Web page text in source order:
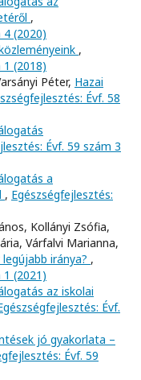
,
4 (2020)
,
1 (2018)
Péter, Hazai
Évf. 58
Évf. 59 szám 3
a
, Egészségfejlesztés:
Kollányi Zsófia,
Várfalvi Marianna,
iránya? ,
1 (2021)
az iskolai
Évf.
jó gyakorlata –
Évf. 59